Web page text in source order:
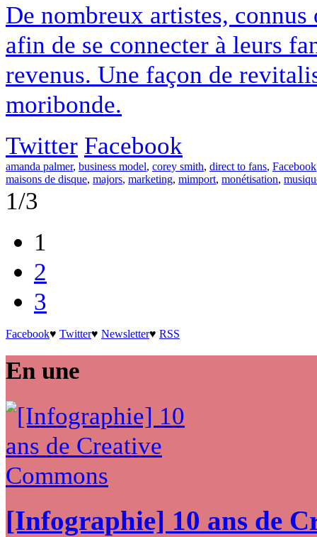
De nombreux artistes,
afin de se connecter à leurs
revenus. Une façon de
moribonde.
Twitter Facebook
amanda palmer, business model, corey smith, direct to fans, Facebook
maisons de disque, majors, marketing, mimport, monétisation,
1/3
1
2
3
Facebook♥ Twitter♥ Newsletter♥ RSS
En une
[Infographie] 10 ans de